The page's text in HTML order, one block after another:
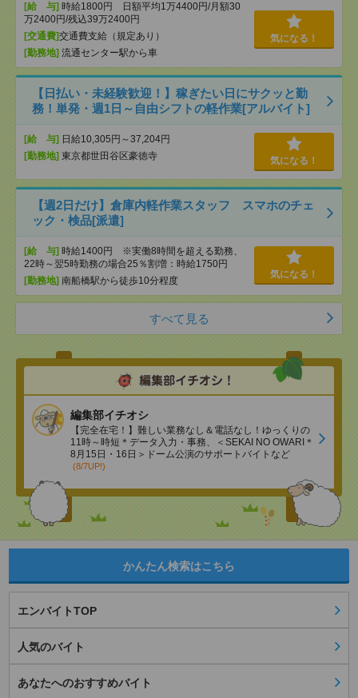
[給 与] 時給1800円 日額平均1万4400円/月額30
万2400円/残込39万2400円
[交通費]交通費支給（規定あり）
[勤務地] 流通センター駅から車
気になる！
【日払い・未経験歓迎！】稼ぎたい日にサクッと勤
務！単発・週1日～自由シフトの軽作業[アルバイト]
[給 与] 日給10,305円～37,204円
[勤務地] 東京都世田谷区豪徳寺 気になる！
【週2日だけ】倉庫内軽作業スタッフ スマホのチェ
ック・検品[派遣]
[給 与] 時給1400円 ※実働8時間を超える勤務、
22時～翌5時勤務の場合25％割増：時給1750円
[勤務地] 南船橋駅から徒歩10分程度
気になる！
すべて見る
編集部イチオシ
【完全在宅！】難しい業務なし＆電話なし！ゆっくりの
11時～時短＊データ入力・事務、＜SEKAI NO OWARI＊
8月15日・16日＞ドーム公演のサポートバイトなど
(8/7UP!)
かんたん検索はこちら
エンバイトTOP
人気のバイト
あなたへのおすすめバイト